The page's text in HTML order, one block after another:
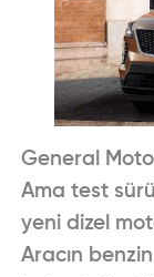
General
Ama test
yeni dizel
Aracın